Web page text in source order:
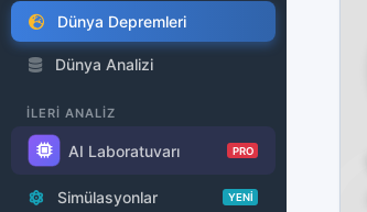
Dünya Depremleri
Dünya Analizi
İLERİ ANALİZ
AI Laboratuvarı PRO
Simülasyonlar YENİ